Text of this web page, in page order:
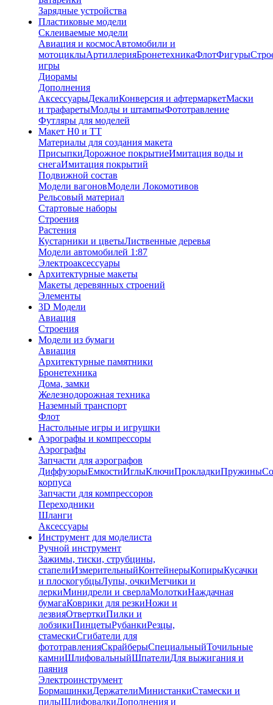
Зарядные устройства
Пластиковые модели
Склеиваемые модели
Авиация и космосАвтомобили и
мотоциклыАртиллерияБронетехникаФлотФигуры
игры
Диорамы
Дополнения
АксессуарыДекалиКонверсия и афтермаркетМаски
и трафаретыМолды и штампыФототравление
Футляры для моделей
Макет H0 и TT
Материалы для создания макета
ПрисыпкиДорожное покрытиеИмитация воды и
снегаИмитация покрытий
Подвижной состав
Модели вагоновМодели Локомотивов
Рельсовый материал
Стартовые наборы
Строения
Растения
Кустарники и цветыЛиственные деревья
Модели автомобилей 1:87
Электроаксессуары
Архитектурные макеты
Макеты деревянных строений
Элементы
3D Модели
Авиация
Строения
Модели из бумаги
Авиация
Архитектурные памятники
Бронетехника
Дома, замки
Железнодорожная техника
Наземный транспорт
Флот
Настольные игры и игрушки
Аэрографы и компрессоры
Аэрографы
Запчасти для аэрографов
ДиффузорыЕмкостиИглыКлючиПрокладкиПружины
корпуса
Запчасти для компрессоров
Переходники
Шланги
Аксессуары
Инструмент для моделиста
Ручной инструмент
Зажимы, тиски, струбцины,
стапелиИзмерительныйКонтейнерыКопирыКусачки
и плоскогубцыЛупы, очкиМетчики и
леркиМинидрели и сверлаМолоткиНаждачная
бумагаКоврики для резкиНожи и
лезвияОтверткиПилки и
лобзикиПинцетыРубанкиРезцы,
стамескиСгибатели для
фототравленияСкрайберыСпециальныйТочильные
камниШлифовальныйШпателиДля выжигания и
паяния
Электроинструмент
БормашинкиДержателиМинистанкиСтамески и
пилыШлифовалкиДополнения и